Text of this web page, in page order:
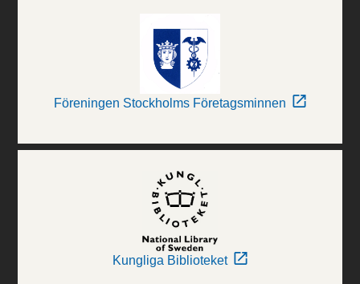
Föreningen Stockholms Företagsminnen
Kungliga Biblioteket